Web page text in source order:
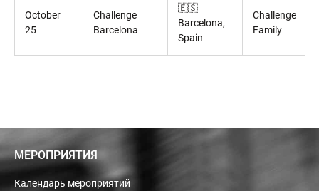
October
25
Challenge
Barcelona
🇪🇸
Barcelona,
Spain
Challenge
Family
МЕРОПРИЯТИЯ
Календарь мероприятий